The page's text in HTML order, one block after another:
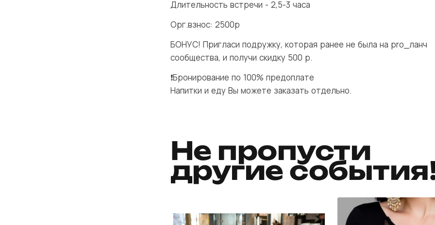
Длительность встречи - 2,5-3 часа
Орг.взнос: 2500р
БОНУС! Пригласи подружку, которая ранее не была на pro_ланч
сообщества, и получи скидку 500 р.
❗️Бронирование по 100% предоплате
Напитки и еду Вы можете заказать отдельно.
Не пропусти
другие